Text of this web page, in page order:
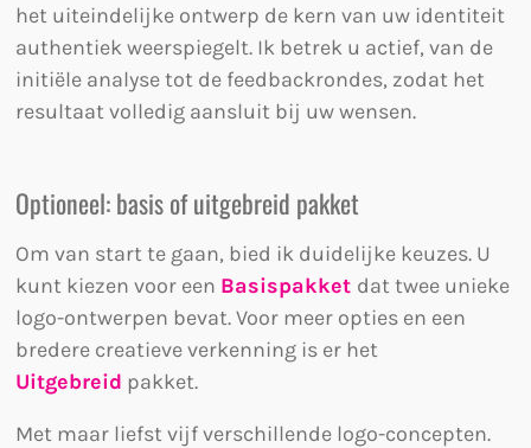
het uiteindelijke ontwerp de kern van uw identiteit
authentiek weerspiegelt. Ik betrek u actief, van de
initiële analyse tot de feedbackrondes, zodat het
resultaat volledig aansluit bij uw wensen.
Optioneel: basis of uitgebreid pakket
Om van start te gaan, bied ik duidelijke keuzes. U
kunt kiezen voor een Basispakket dat twee unieke
logo-ontwerpen bevat. Voor meer opties en een
bredere creatieve verkenning is er het
Uitgebreid pakket.
Met maar liefst vijf verschillende logo-concepten.